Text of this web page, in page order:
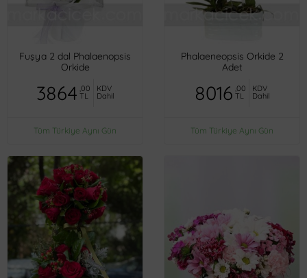
Fuşya 2 dal Phalaenopsis
Orkide
3864 ,00
TL
KDV
Dahil
Tüm Türkiye Aynı Gün
Phalaeneopsis Orkide 2
Adet
8016 ,00
TL
KDV
Dahil
Tüm Türkiye Aynı Gün